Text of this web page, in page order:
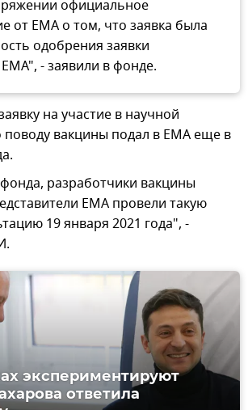
официальное
от ЕМА о том, что заявка была
одобрения заявки
- заявили в фонде.
на участие в научной
поводу вакцины подал в ЕМА еще в
разработчики вакцины
ЕМА провели такую
19 января 2021 года", -
экспериментируют
ответила